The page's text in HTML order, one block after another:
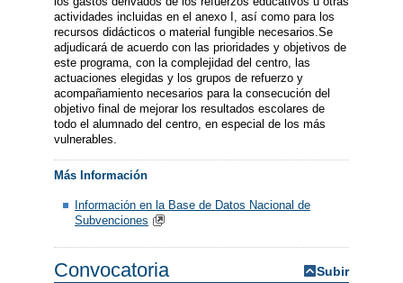
actividades incluidas en el anexo I, así como para los
recursos didácticos o material fungible necesarios.Se
adjudicará de acuerdo con las prioridades y objetivos de
este programa, con la complejidad del centro, las
actuaciones elegidas y los grupos de refuerzo y
acompañamiento necesarios para la consecución del
objetivo final de mejorar los resultados escolares de
todo el alumnado del centro, en especial de los más
vulnerables.
Más Información
Información en la Base de Datos Nacional de
Subvenciones
Convocatoria Subir